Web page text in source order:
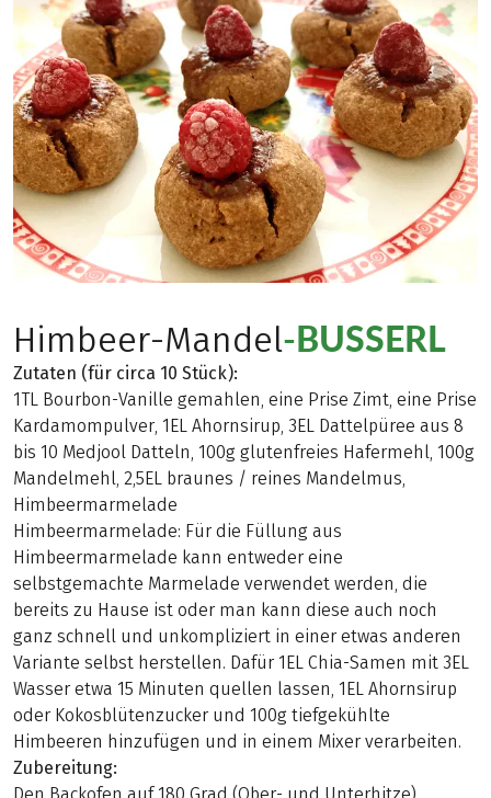
Himbeer-Mandel-BUSSERL
Zutaten (für circa 10 Stück):
1TL Bourbon-Vanille gemahlen, eine Prise Zimt, eine Prise
Kardamompulver, 1EL Ahornsirup, 3EL Dattelpüree aus 8
bis 10 Medjool Datteln, 100g glutenfreies Hafermehl, 100g
Mandelmehl, 2,5EL braunes / reines Mandelmus,
Himbeermarmelade
Himbeermarmelade: Für die Füllung aus
Himbeermarmelade kann entweder eine
selbstgemachte Marmelade verwendet werden, die
bereits zu Hause ist oder man kann diese auch noch
ganz schnell und unkompliziert in einer etwas anderen
Variante selbst herstellen. Dafür 1EL Chia-Samen mit 3EL
Wasser etwa 15 Minuten quellen lassen, 1EL Ahornsirup
oder Kokosblütenzucker und 100g tiefgekühlte
Himbeeren hinzufügen und in einem Mixer verarbeiten.
Zubereitung:
Den Backofen auf 180 Grad (Ober- und Unterhitze)